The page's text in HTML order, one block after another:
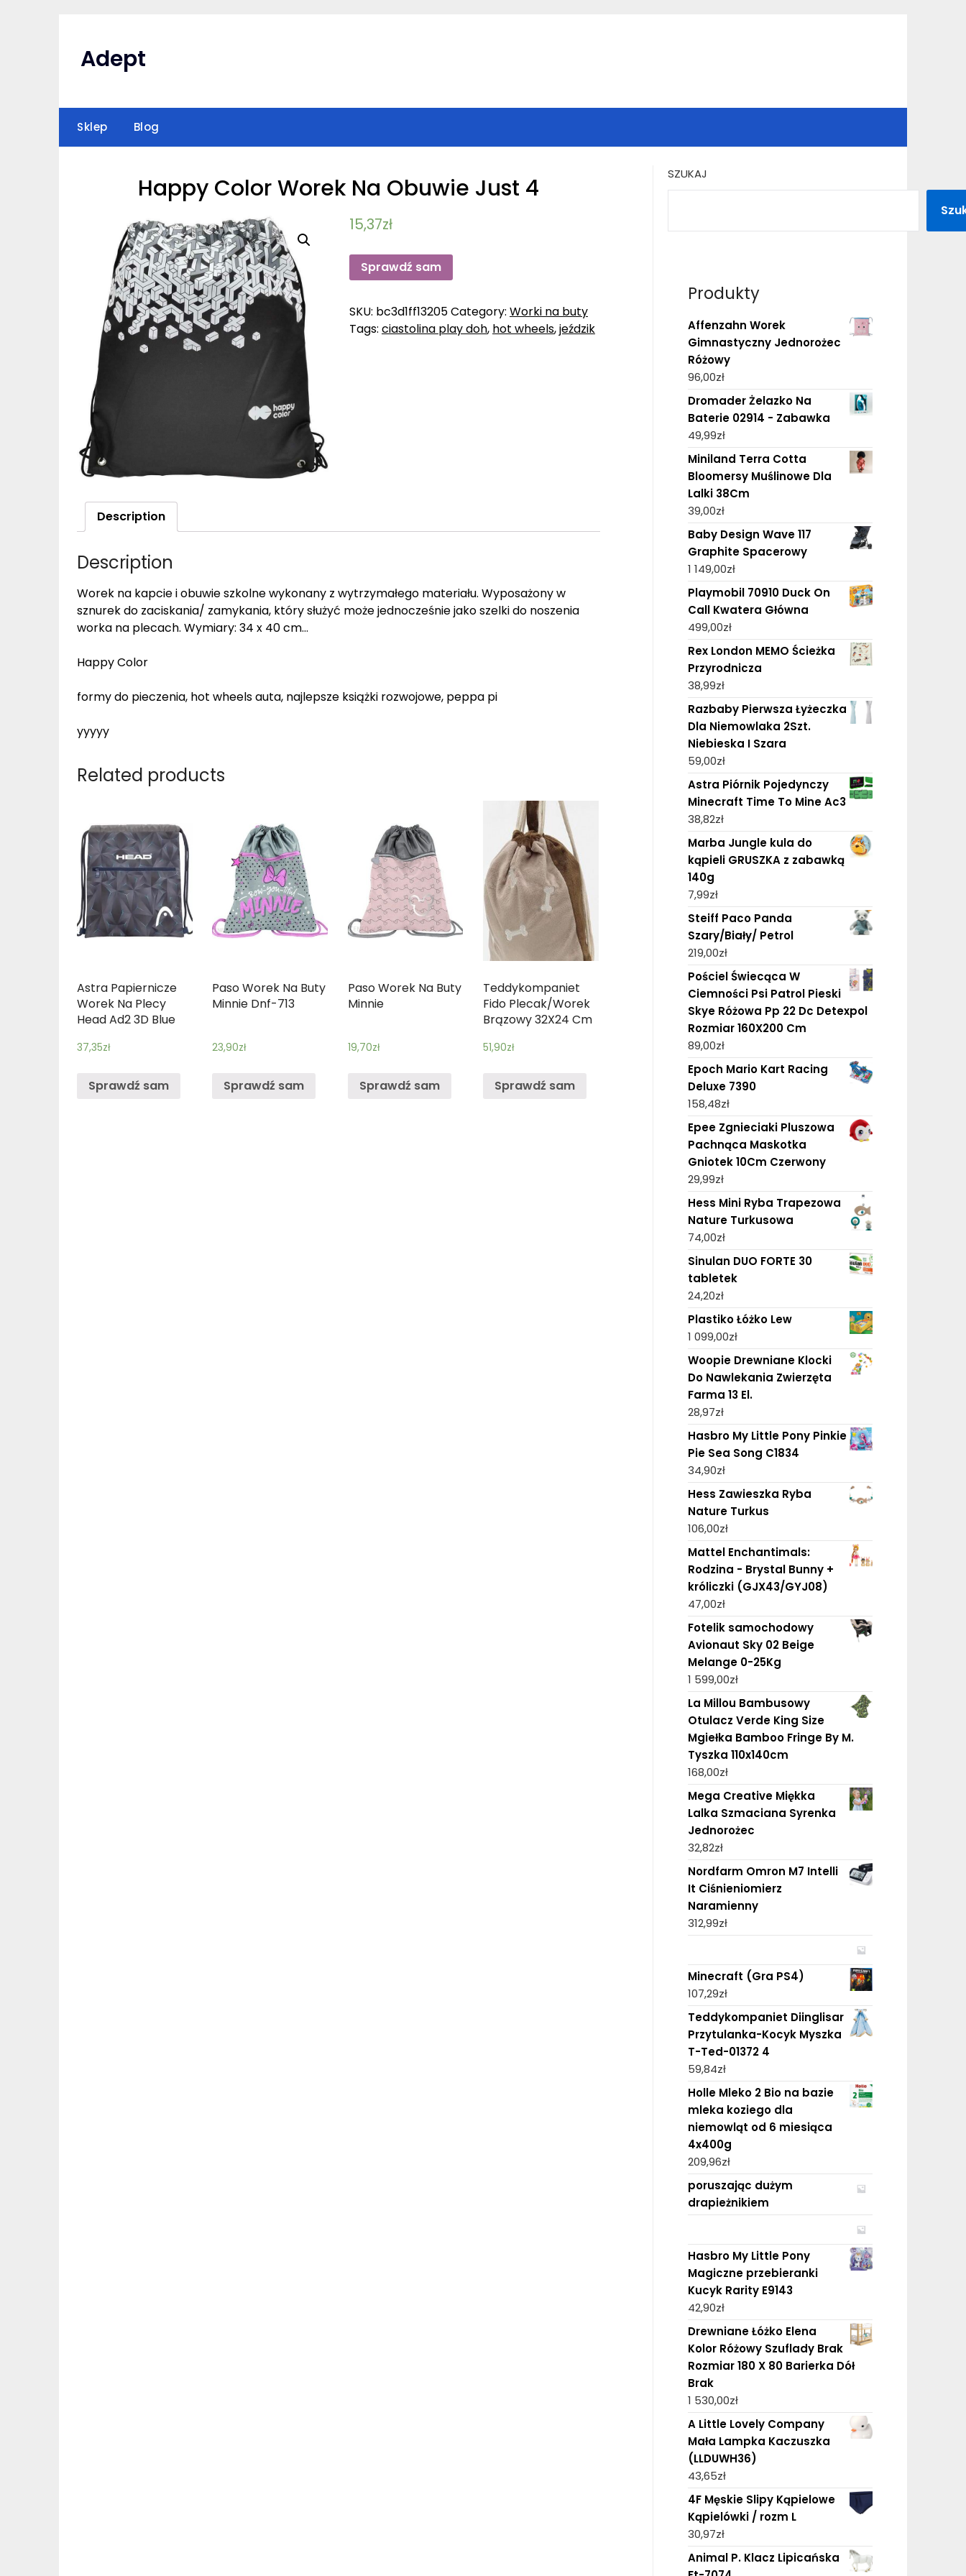
Adept
Sklep Blog
Happy Color Worek Na Obuwie Just 4
15,37zł
Sprawdź sam
SKU: bc3d1ff13205Category: Worki na buty
Tags: ciastolina play doh, hot wheels,jeździk
Description
Description
Worek na kapcie i obuwie szkolne wykonany z wytrzymałego materiału. Wyposażony w
sznurek do zaciskania/ zamykania, który służyć może jednocześnie jako szelki do noszenia
worka na plecach. Wymiary: 34 x 40 cm…
Happy Color
formy do pieczenia, hot wheels auta, najlepsze książki rozwojowe, peppa pi
yyyyy
Related products
Astra Papiernicze
Worek Na Plecy
Head Ad2 3D Blue
37,35zł
Sprawdź sam
Paso Worek Na Buty
Minnie Dnf-713
23,90zł
Sprawdź sam
Paso Worek Na Buty
Minnie
19,70zł
Sprawdź sam
Teddykompaniet
Fido Plecak/Worek
Brązowy 32X24 Cm
51,90zł
Sprawdź sam
SZUKAJ
Produkty
Affenzahn Worek
Gimnastyczny Jednorożec
Różowy
96,00zł
Dromader Żelazko Na
Baterie 02914 - Zabawka
49,99zł
Miniland Terra Cotta
Bloomersy Muślinowe Dla
Lalki 38Cm
39,00zł
Baby Design Wave 117
Graphite Spacerowy
1 149,00zł
Playmobil 70910 Duck On
Call Kwatera Główna
499,00zł
Rex London MEMO Ścieżka
Przyrodnicza
38,99zł
Razbaby Pierwsza Łyżeczka
Dla Niemowlaka 2Szt.
Niebieska I Szara
59,00zł
Astra Piórnik Pojedynczy
Minecraft Time To Mine Ac3
38,82zł
Marba Jungle kula do
kąpieli GRUSZKA z zabawką
140g
7,99zł
Steiff Paco Panda
Szary/Biały/ Petrol
219,00zł
Pościel Świecąca W
Ciemności Psi Patrol Pieski
Skye Różowa Pp 22 Dc Detexpol
Rozmiar 160X200 Cm
89,00zł
Epoch Mario Kart Racing
Deluxe 7390
158,48zł
Epee Zgnieciaki Pluszowa
Pachnąca Maskotka
Gniotek 10Cm Czerwony
29,99zł
Hess Mini Ryba Trapezowa
Nature Turkusowa
74,00zł
Sinulan DUO FORTE 30
tabletek
24,20zł
Plastiko Łóżko Lew
1 099,00zł
Woopie Drewniane Klocki
Do Nawlekania Zwierzęta
Farma 13 El.
28,97zł
Hasbro My Little Pony Pinkie
Pie Sea Song C1834
34,90zł
Hess Zawieszka Ryba
Nature Turkus
106,00zł
Mattel Enchantimals:
Rodzina - Brystal Bunny +
króliczki (GJX43/GYJ08)
47,00zł
Fotelik samochodowy
Avionaut Sky 02 Beige
Melange 0-25Kg
1 599,00zł
La Millou Bambusowy
Otulacz Verde King Size
Mgiełka Bamboo Fringe By M.
Tyszka 110x140cm
168,00zł
Mega Creative Miękka
Lalka Szmaciana Syrenka
Jednorożec
32,82zł
Nordfarm Omron M7 Intelli
It Ciśnieniomierz
Naramienny
312,99zł
Minecraft (Gra PS4)
107,29zł
Teddykompaniet Diinglisar
Przytulanka-Kocyk Myszka
T-Ted-01372 4
59,84zł
Holle Mleko 2 Bio na bazie
mleka koziego dla
niemowląt od 6 miesiąca
4x400g
209,96zł
poruszając dużym
drapieżnikiem
Hasbro My Little Pony
Magiczne przebieranki
Kucyk Rarity E9143
42,90zł
Drewniane Łóżko Elena
Kolor Różowy Szuflady Brak
Rozmiar 180 X 80 Barierka Dół
Brak
1 530,00zł
A Little Lovely Company
Mała Lampka Kaczuszka
(LLDUWH36)
43,65zł
4F Męskie Slipy Kąpielowe
Kąpielówki / rozm L
30,97zł
Animal P. Klacz Lipicańska